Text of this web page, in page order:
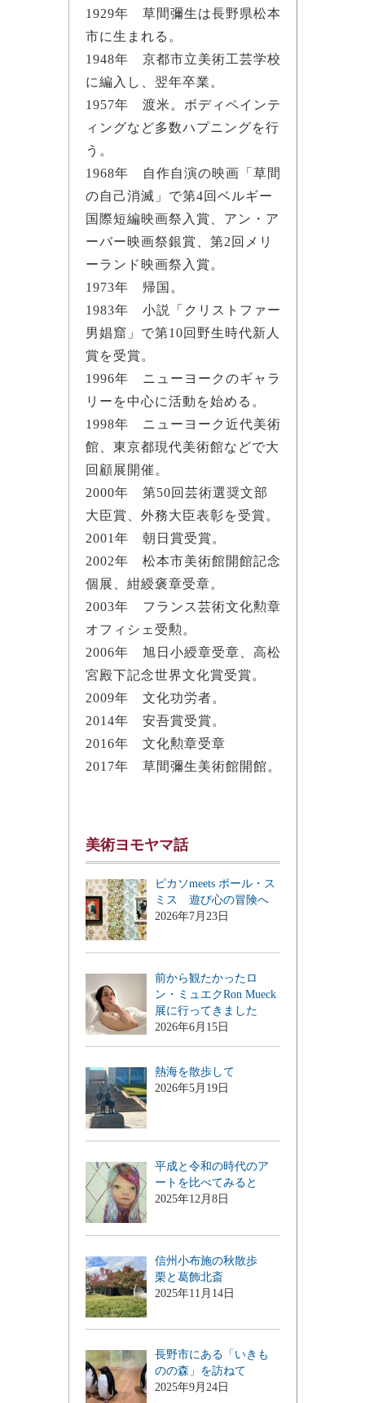
1929年 草間彌生は長野県松本
市に生まれる。
1948年 京都市立美術工芸学校
に編入し、翌年卒業。
1957年 渡米。ボディペインテ
ィングなど多数ハプニングを行
う。
1968年 自作自演の映画「草間
の自己消滅」で第4回ベルギー
国際短編映画祭入賞、アン・ア
ーバー映画祭銀賞、第2回メリ
ーランド映画祭入賞。
1973年 帰国。
1983年 小説「クリストファー
男娼窟」で第10回野生時代新人
賞を受賞。
1996年 ニューヨークのギャラ
リーを中心に活動を始める。
1998年 ニューヨーク近代美術
館、東京都現代美術館などで大
回顧展開催。
2000年 第50回芸術選奨文部
大臣賞、外務大臣表彰を受賞。
2001年 朝日賞受賞。
2002年 松本市美術館開館記念
個展、紺綬褒章受章。
2003年 フランス芸術文化勲章
オフィシェ受勲。
2006年 旭日小綬章受章、高松
宮殿下記念世界文化賞受賞。
2009年 文化功労者。
2014年 安吾賞受賞。
2016年 文化勲章受章
2017年 草間彌生美術館開館。
美術ヨモヤマ話
ピカソmeets ポール・ス
ミス 遊び心の冒険へ
2026年7月23日
前から観たかったロ
ン・ミュエクRon Mueck
展に行ってきました
2026年6月15日
熱海を散歩して
2026年5月19日
平成と令和の時代のア
ートを比べてみると
2025年12月8日
信州小布施の秋散歩
栗と葛飾北斎
2025年11月14日
長野市にある「いきも
のの森」を訪ねて
2025年9月24日